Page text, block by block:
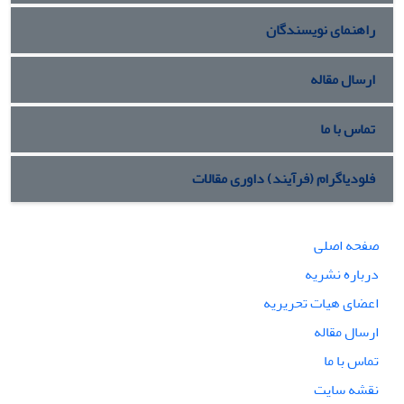
راهنمای نویسندگان
ارسال مقاله
تماس با ما
فلودیاگرام (فرآیند) داوری مقالات
صفحه اصلی
درباره نشریه
اعضای هیات تحریریه
ارسال مقاله
تماس با ما
نقشه سایت